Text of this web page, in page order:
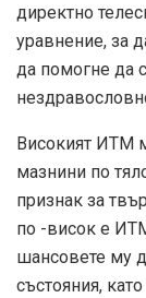
директно
уравнение, за
да помогне да
Високият ИТМ
мазнини по
признак за
по -висок е
шансовете му
състояния,